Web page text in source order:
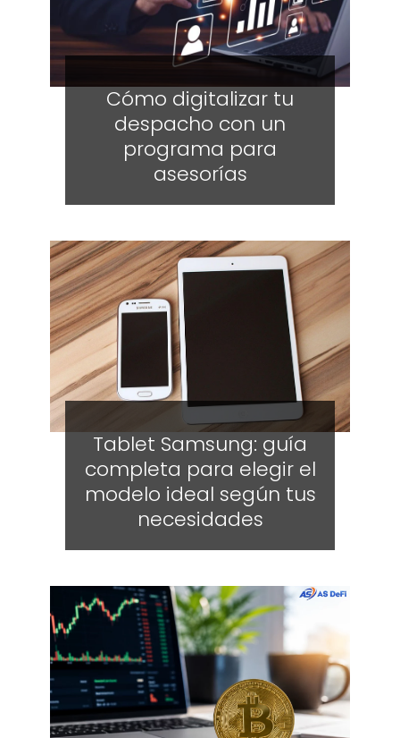
Cómo digitalizar tu
despacho con un
programa para
asesorías
Tablet Samsung: guía
completa para elegir el
modelo ideal según tus
necesidades